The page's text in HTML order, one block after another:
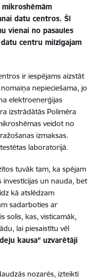
datu centros. Šī
vienai no pasaules
centru milzīgajam
ir iespējams aizstāt
nepieciešama, jo
elektroenerģijas
izstrādātās Polimēra
veidot no
izmaksas.
laboratorijā.
tuvāk tam, ka spējam
investīcijas un nauda, bet
kā atslēdzam
sadarboties ar
solis, kas, visticamāk,
lai piesaistītu vēl
kausa” uzvarētāji
nozarēs, izteikti